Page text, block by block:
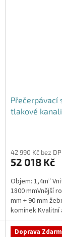
Přečerpávací
tlakové
42 990 Kč bez
52 018 Kč
Objem: 1,4m³
1800 mmVnější
mm + 90 mm
komínek
stanice k...
Doprava